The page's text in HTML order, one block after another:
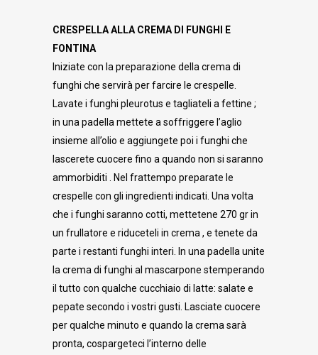
CRESPELLA ALLA CREMA DI FUNGHI E
FONTINA
Iniziate con la preparazione della crema di
funghi che servirà per farcire le crespelle.
Lavate i funghi pleurotus e tagliateli a fettine ;
in una padella mettete a soffriggere l’aglio
insieme all’olio e aggiungete poi i funghi che
lascerete cuocere fino a quando non si saranno
ammorbiditi . Nel frattempo preparate le
crespelle con gli ingredienti indicati. Una volta
che i funghi saranno cotti, mettetene 270 gr in
un frullatore e riduceteli in crema , e tenete da
parte i restanti funghi interi. In una padella unite
la crema di funghi al mascarpone stemperando
il tutto con qualche cucchiaio di latte: salate e
pepate secondo i vostri gusti. Lasciate cuocere
per qualche minuto e quando la crema sarà
pronta, cospargeteci l’interno delle